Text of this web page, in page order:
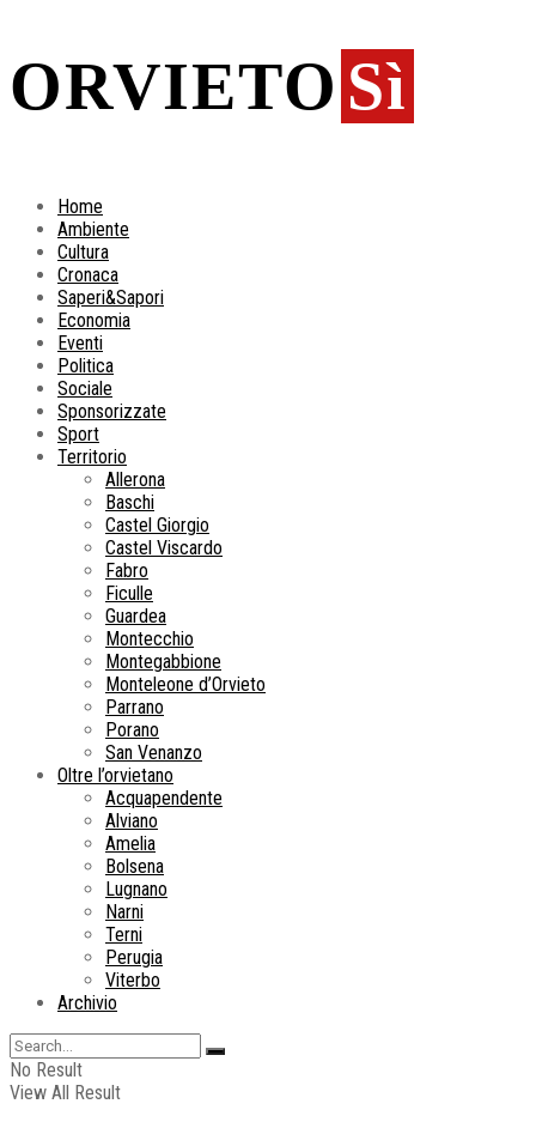
ORVIETO Sì
Home
Ambiente
Cultura
Cronaca
Saperi&Sapori
Economia
Eventi
Politica
Sociale
Sponsorizzate
Sport
Territorio
Allerona
Baschi
Castel Giorgio
Castel Viscardo
Fabro
Ficulle
Guardea
Montecchio
Montegabbione
Monteleone d’Orvieto
Parrano
Porano
San Venanzo
Oltre l’orvietano
Acquapendente
Alviano
Amelia
Bolsena
Lugnano
Narni
Terni
Perugia
Viterbo
Archivio
No Result
View All Result